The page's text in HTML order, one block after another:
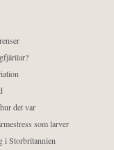
det var
som larver
i Storbritannien